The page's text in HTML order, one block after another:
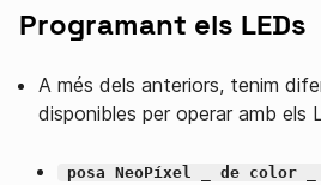
Programant els LEDs
A més dels anteriors, tenim
disponibles per operar amb els
posa NeoPíxel _ de color _